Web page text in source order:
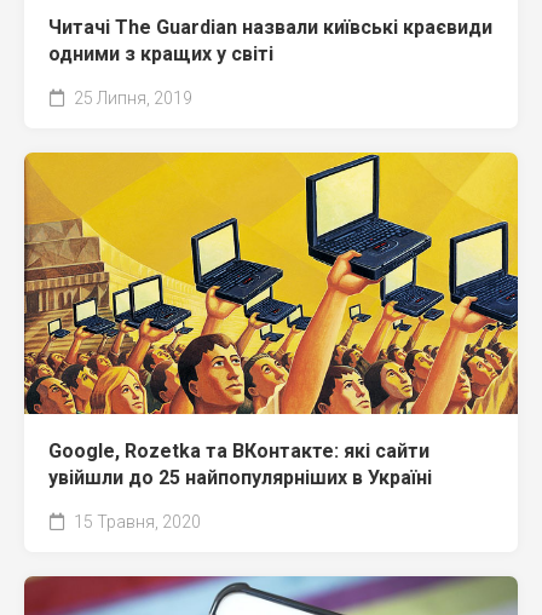
Читачі The Guardian назвали київські краєвиди
одними з кращих у світі
25 Липня, 2019
Google, Rozetka та ВКонтакте: які сайти
увійшли до 25 найпопулярніших в Україні
15 Травня, 2020